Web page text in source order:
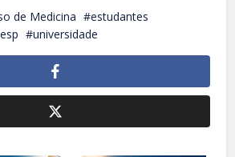
de Medicina
estudantes
universidade